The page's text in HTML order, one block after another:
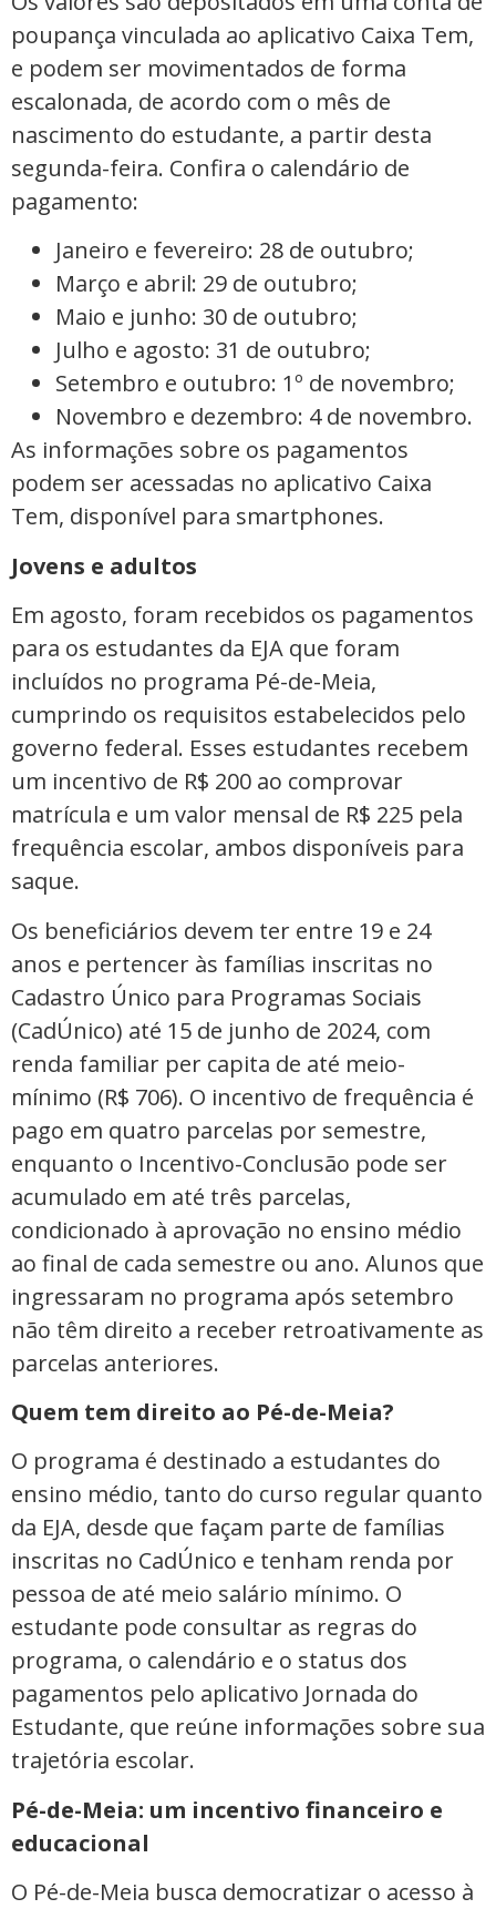
poupança vinculada ao aplicativo Caixa Tem,
e podem ser movimentados de forma
escalonada, de acordo com o mês de
nascimento do estudante, a partir desta
segunda-feira. Confira o calendário de
pagamento:
Janeiro e fevereiro: 28 de outubro;
Março e abril: 29 de outubro;
Maio e junho: 30 de outubro;
Julho e agosto: 31 de outubro;
Setembro e outubro: 1º de novembro;
Novembro e dezembro: 4 de novembro.
As informações sobre os pagamentos
podem ser acessadas no aplicativo Caixa
Tem, disponível para smartphones.
Jovens e adultos
Em agosto, foram recebidos os pagamentos
para os estudantes da EJA que foram
incluídos no programa Pé-de-Meia,
cumprindo os requisitos estabelecidos pelo
governo federal. Esses estudantes recebem
um incentivo de R$ 200 ao comprovar
matrícula e um valor mensal de R$ 225 pela
frequência escolar, ambos disponíveis para
saque.
Os beneficiários devem ter entre 19 e 24
anos e pertencer às famílias inscritas no
Cadastro Único para Programas Sociais
(CadÚnico) até 15 de junho de 2024, com
renda familiar per capita de até meio-
mínimo (R$ 706). O incentivo de frequência é
pago em quatro parcelas por semestre,
enquanto o Incentivo-Conclusão pode ser
acumulado em até três parcelas,
condicionado à aprovação no ensino médio
ao final de cada semestre ou ano. Alunos que
ingressaram no programa após setembro
não têm direito a receber retroativamente as
parcelas anteriores.
Quem tem direito ao Pé-de-Meia?
O programa é destinado a estudantes do
ensino médio, tanto do curso regular quanto
da EJA, desde que façam parte de famílias
inscritas no CadÚnico e tenham renda por
pessoa de até meio salário mínimo. O
estudante pode consultar as regras do
programa, o calendário e o status dos
pagamentos pelo aplicativo Jornada do
Estudante, que reúne informações sobre sua
trajetória escolar.
Pé-de-Meia: um incentivo financeiro e
educacional
O Pé-de-Meia busca democratizar o acesso à